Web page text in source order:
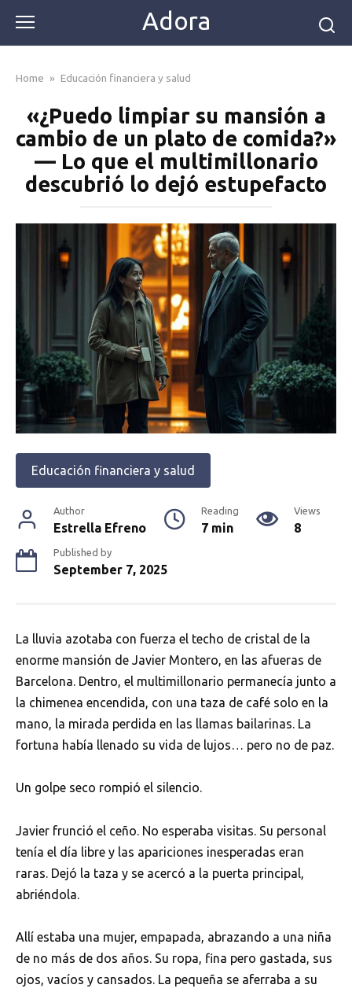
content
Adora
Home » Educación financiera y salud
«¿Puedo limpiar su mansión a
cambio de un plato de comida?»
— Lo que el multimillonario
descubrió lo dejó estupefacto
Educación financiera y salud
Author
Estrella Efreno
Reading
7 min
Views
8
Published by
September 7, 2025
La lluvia azotaba con fuerza el techo de cristal de la
enorme mansión de Javier Montero, en las afueras de
Barcelona. Dentro, el multimillonario permanecía junto a
la chimenea encendida, con una taza de café solo en la
mano, la mirada perdida en las llamas bailarinas. La
fortuna había llenado su vida de lujos… pero no de paz.
Un golpe seco rompió el silencio.
Javier frunció el ceño. No esperaba visitas. Su personal
tenía el día libre y las apariciones inesperadas eran
raras. Dejó la taza y se acercó a la puerta principal,
abriéndola.
Allí estaba una mujer, empapada, abrazando a una niña
de no más de dos años. Su ropa, fina pero gastada, sus
ojos, vacíos y cansados. La pequeña se aferraba a su